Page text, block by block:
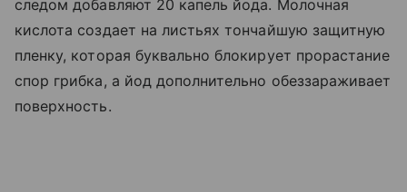
следом добавляют 20 капель йода. Молочная
кислота создает на листьях тончайшую защитную
пленку, которая буквально блокирует прорастание
спор грибка, а йод дополнительно обеззараживает
поверхность.